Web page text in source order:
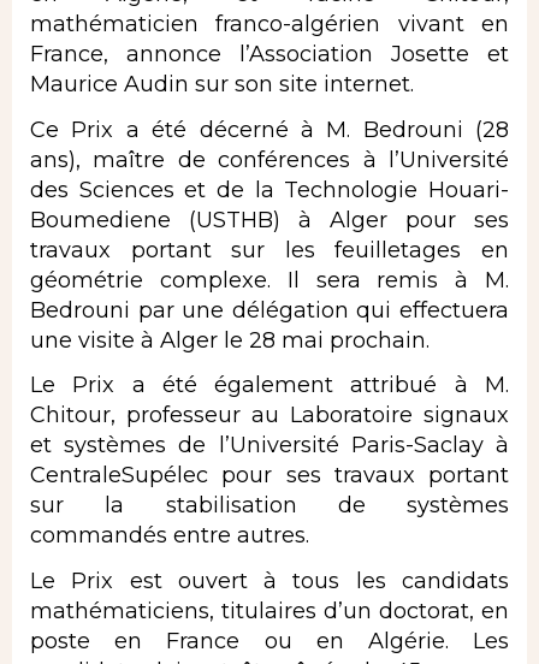
mathématicien franco-algérien vivant en
France, annonce l’Association Josette et
Maurice Audin sur son site internet.
Ce Prix a été décerné à M. Bedrouni (28
ans), maître de conférences à l’Université
des Sciences et de la Technologie Houari-
Boumediene (USTHB) à Alger pour ses
travaux portant sur les feuilletages en
géométrie complexe. Il sera remis à M.
Bedrouni par une délégation qui effectuera
une visite à Alger le 28 mai prochain.
Le Prix a été également attribué à M.
Chitour, professeur au Laboratoire signaux
et systèmes de l’Université Paris-Saclay à
CentraleSupélec pour ses travaux portant
sur la stabilisation de systèmes
commandés entre autres.
Le Prix est ouvert à tous les candidats
mathématiciens, titulaires d’un doctorat, en
poste en France ou en Algérie. Les